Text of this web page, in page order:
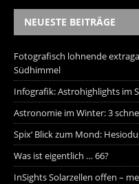
NEUESTE BEITRÄGE
Fotografisch lohnende
Südhimmel
Infografik: Astrohighlights im
Astronomie im Winter: 3
Spix‘ Blick zum Mond:
Was ist eigentlich … 66?
InSights Solarzellen offen –